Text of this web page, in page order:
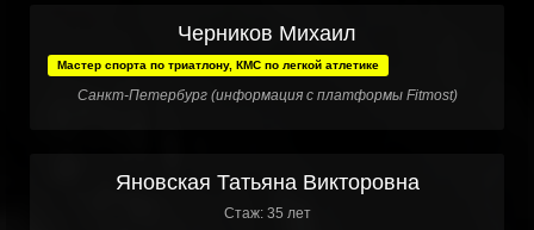
Черников Михаил
Мастер спорта по триатлону, КМС по легкой атлетике
Санкт-Петербург (информация с платформы Fitmost)
Яновская Татьяна Викторовна
Стаж: 35 лет